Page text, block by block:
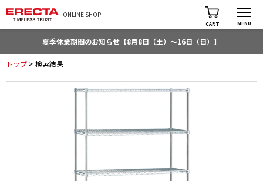
ONLINE SHOP
CART MENU
夏季休業期間のお知らせ【8月8日（土）～16日（日）】
トップ > 検索結果